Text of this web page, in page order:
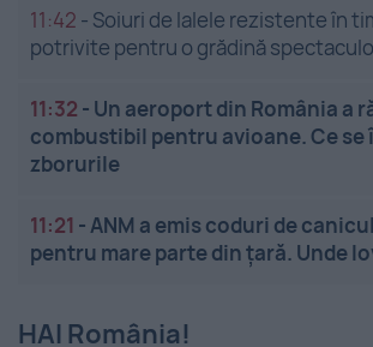
11:42 - Soiuri de lalele rezistente în
potrivite pentru o grădină
11:32 - Un aeroport din România a
combustibil pentru avioane. Ce se
zborurile
11:21 - ANM a emis coduri de
pentru mare parte din țară. Unde
HAI România!